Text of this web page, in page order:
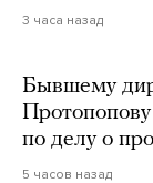
3 часа назад
Бывшему
по делу о
5 часов назад